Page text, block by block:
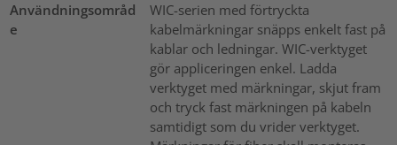
Användningsområd
e
WIC-serien med förtryckta
kabelmärkningar snäpps enkelt fast på
kablar och ledningar. WIC-verktyget
gör appliceringen enkel. Ladda
verktyget med märkningar, skjut fram
och tryck fast märkningen på kabeln
samtidigt som du vrider verktyget.